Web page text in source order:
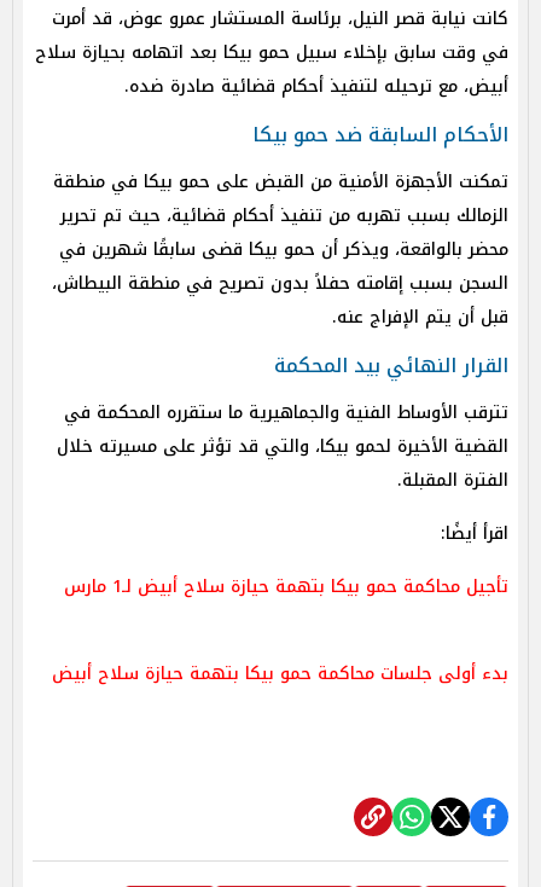
كانت نيابة قصر النيل، برئاسة المستشار عمرو عوض، قد أمرت
في وقت سابق بإخلاء سبيل حمو بيكا بعد اتهامه بحيازة سلاح
أبيض، مع ترحيله لتنفيذ أحكام قضائية صادرة ضده.
الأحكام السابقة ضد حمو بيكا
تمكنت الأجهزة الأمنية من القبض على حمو بيكا في منطقة
الزمالك بسبب تهربه من تنفيذ أحكام قضائية، حيث تم تحرير
محضر بالواقعة، ويذكر أن حمو بيكا قضى سابقًا شهرين في
السجن بسبب إقامته حفلاً بدون تصريح في منطقة البيطاش،
قبل أن يتم الإفراج عنه.
القرار النهائي بيد المحكمة
تترقب الأوساط الفنية والجماهيرية ما ستقرره المحكمة في
القضية الأخيرة لحمو بيكا، والتي قد تؤثر على مسيرته خلال
الفترة المقبلة.
اقرأ أيضًا:
تأجيل محاكمة حمو بيكا بتهمة حيازة سلاح أبيض لـ1 مارس
بدء أولى جلسات محاكمة حمو بيكا بتهمة حيازة سلاح أبيض